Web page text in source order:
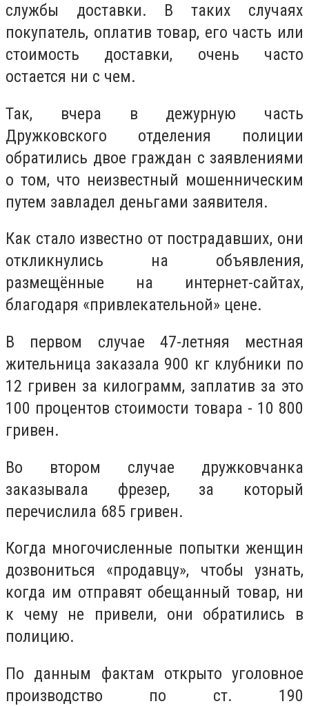
службы доставки. В таких случаях
покупатель, оплатив товар, его часть или
стоимость доставки, очень часто
остается ни с чем.
Так, вчера в дежурную часть
Дружковского отделения полиции
обратились двое граждан с заявлениями
о том, что неизвестный мошенническим
путем завладел деньгами заявителя.
Как стало известно от пострадавших, они
откликнулись на объявления,
размещённые на интернет-сайтах,
благодаря «привлекательной» цене.
В первом случае 47-летняя местная
жительница заказала 900 кг клубники по
12 гривен за килограмм, заплатив за это
100 процентов стоимости товара - 10 800
гривен.
Во втором случае дружковчанка
заказывала фрезер, за который
перечислила 685 гривен.
Когда многочисленные попытки женщин
дозвониться «продавцу», чтобы узнать,
когда им отправят обещанный товар, ни
к чему не привели, они обратились в
полицию.
По данным фактам открыто уголовное
производство по ст. 190